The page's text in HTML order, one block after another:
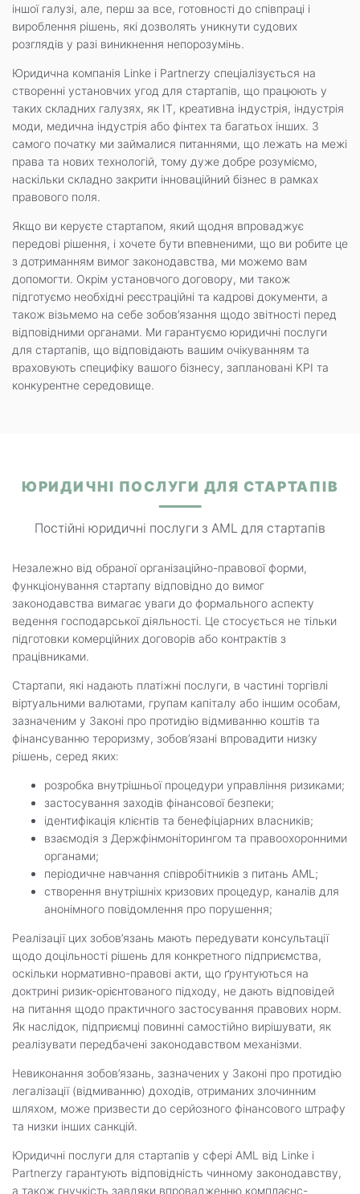
іншої галузі, але, перш за все, готовності до співпраці і
вироблення рішень, які дозволять уникнути судових
розглядів у разі виникнення непорозумінь.
Юридична компанія Linke i Partnerzy спеціалізується на
створенні установчих угод для стартапів, що працюють у
таких складних галузях, як ІТ, креативна індустрія, індустрія
моди, медична індустрія або фінтех та багатьох інших. З
самого початку ми займалися питаннями, що лежать на межі
права та нових технологій, тому дуже добре розуміємо,
наскільки складно закрити інноваційний бізнес в рамках
правового поля.
Якщо ви керуєте стартапом, який щодня впроваджує
передові рішення, і хочете бути впевненими, що ви робите це
з дотриманням вимог законодавства, ми можемо вам
допомогти. Окрім установчого договору, ми також
підготуємо необхідні реєстраційні та кадрові документи, а
також візьмемо на себе зобов’язання щодо звітності перед
відповідними органами. Ми гарантуємо юридичні послуги
для стартапів, що відповідають вашим очікуванням та
враховують специфіку вашого бізнесу, заплановані KPI та
конкурентне середовище.
ЮРИДИЧНІ ПОСЛУГИ ДЛЯ СТАРТАПІВ
Постійні юридичні послуги з AML для стартапів
Незалежно від обраної організаційно-правової форми,
функціонування стартапу відповідно до вимог
законодавства вимагає уваги до формального аспекту
ведення господарської діяльності. Це стосується не тільки
підготовки комерційних договорів або контрактів з
працівниками.
Стартапи, які надають платіжні послуги, в частині торгівлі
віртуальними валютами, групам капіталу або іншим особам,
зазначеним у Законі про протидію відмиванню коштів та
фінансуванню тероризму, зобов’язані впровадити низку
рішень, серед яких:
розробка внутрішньої процедури управління ризиками;
застосування заходів фінансової безпеки;
ідентифікація клієнтів та бенефіціарних власників;
взаємодія з Держфінмоніторингом та правоохоронними
органами;
періодичне навчання співробітників з питань AML;
створення внутрішніх кризових процедур, каналів для
анонімного повідомлення про порушення;
Реалізації цих зобов’язань мають передувати консультації
щодо доцільності рішень для конкретного підприємства,
оскільки нормативно-правові акти, що ґрунтуються на
доктрині ризик-орієнтованого підходу, не дають відповідей
на питання щодо практичного застосування правових норм.
Як наслідок, підприємці повинні самостійно вирішувати, як
реалізувати передбачені законодавством механізми.
Невиконання зобов’язань, зазначених у Законі про протидію
легалізації (відмиванню) доходів, отриманих злочинним
шляхом, може призвести до серйозного фінансового штрафу
та низки інших санкцій.
Юридичні послуги для стартапів у сфері AML від Linke i
Partnerzy гарантують відповідність чинному законодавству,
а також гнучкість завдяки впровадженню комплаєнс-